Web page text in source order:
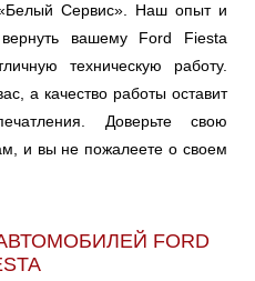
Сервис». Наш опыт и
вашему Ford Fiesta
техническую работу.
а качество работы оставит
Доверьте свою
и вы не пожалеете о своем
FORD